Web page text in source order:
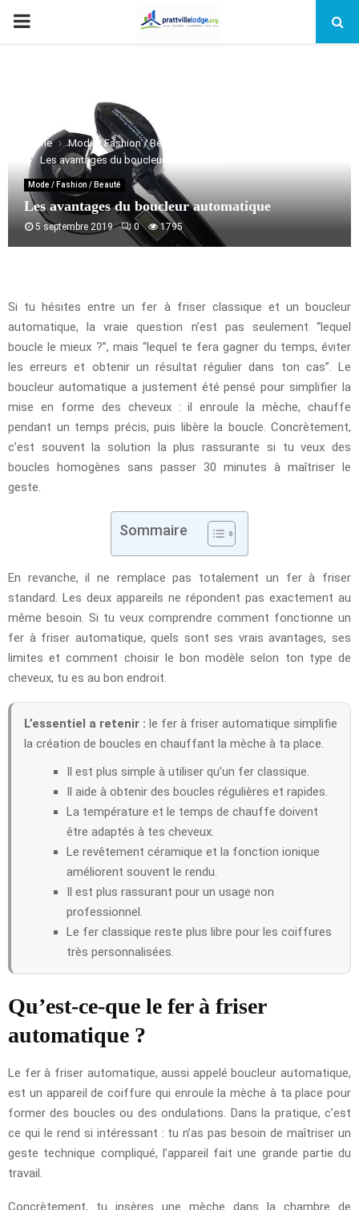
PRIMARY
Home
Mode / Fashion / Beauté
Les avantages du boucleur automatique
Mode / Fashion / Beauté
Les avantages du boucleur automatique
5 septembre 2019 0 1795
Si tu hésites entre un fer à friser classique et un boucleur
automatique, la vraie question n’est pas seulement “lequel
boucle le mieux ?”, mais “lequel te fera gagner du temps, éviter
les erreurs et obtenir un résultat régulier dans ton cas”. Le
boucleur automatique a justement été pensé pour simplifier la
mise en forme des cheveux : il enroule la mèche, chauffe
pendant un temps précis, puis libère la boucle. Concrètement,
c’est souvent la solution la plus rassurante si tu veux des
boucles homogènes sans passer 30 minutes à maîtriser le
geste.
Sommaire
En revanche, il ne remplace pas totalement un fer à friser
standard. Les deux appareils ne répondent pas exactement au
même besoin. Si tu veux comprendre comment fonctionne un
fer à friser automatique, quels sont ses vrais avantages, ses
limites et comment choisir le bon modèle selon ton type de
cheveux, tu es au bon endroit.
L’essentiel a retenir : le fer à friser automatique simplifie
la création de boucles en chauffant la mèche à ta place.
Il est plus simple à utiliser qu’un fer classique.
Il aide à obtenir des boucles régulières et rapides.
La température et le temps de chauffe doivent
être adaptés à tes cheveux.
Le revêtement céramique et la fonction ionique
améliorent souvent le rendu.
Il est plus rassurant pour un usage non
professionnel.
Le fer classique reste plus libre pour les coiffures
très personnalisées.
Qu’est-ce-que le fer à friser
automatique ?
Le fer à friser automatique, aussi appelé boucleur automatique,
est un appareil de coiffure qui enroule la mèche à ta place pour
former des boucles ou des ondulations. Dans la pratique, c’est
ce qui le rend si intéressant : tu n’as pas besoin de maîtriser un
geste technique compliqué, l’appareil fait une grande partie du
travail.
Concrètement, tu insères une mèche dans la chambre de